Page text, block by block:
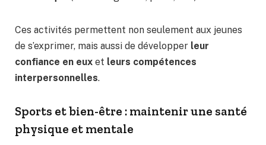
Ces activités permettent non seulement aux jeunes
de s’exprimer, mais aussi de développer leur
confiance en eux et leurs compétences
interpersonnelles.
Sports et bien-être : maintenir une santé
physique et mentale